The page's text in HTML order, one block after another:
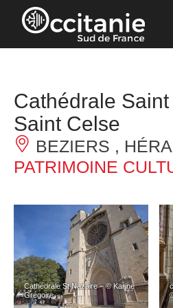
Panneau de gestion des cookies
Cathédrale
Saint Celse
BEZIERS ,
PATRIMOINE
Cathédrale St Nazaire – © Karine
Grégoire